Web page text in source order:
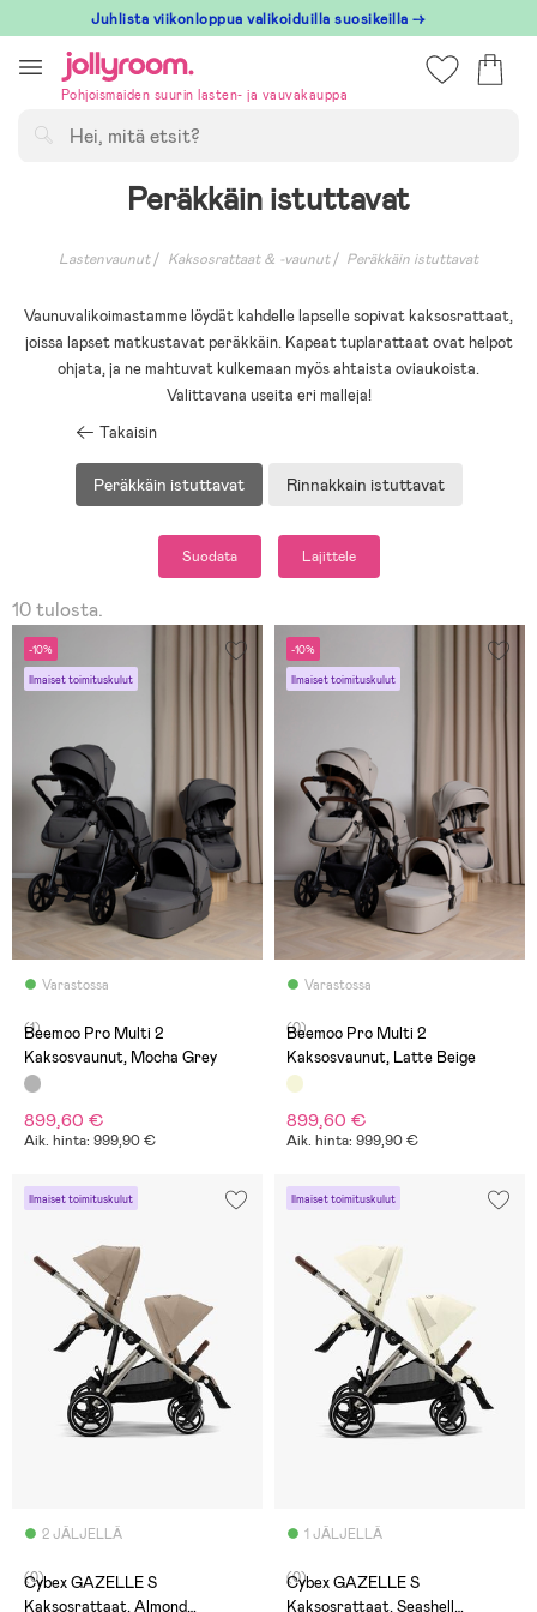
till
innehållet
Juhlista viikonloppua valikoiduilla suosikeilla →
Pohjoismaiden suurin lasten- ja vauvakauppa
Peräkkäin istuttavat
Lastenvaunut Kaksosrattaat & -vaunut Peräkkäin istuttavat
Vaunuvalikoimastamme löydät kahdelle lapselle sopivat kaksosrattaat,
joissa lapset matkustavat peräkkäin. Kapeat tuplarattaat ovat helpot
ohjata, ja ne mahtuvat kulkemaan myös ahtaista oviaukoista.
Valittavana useita eri malleja!
Takaisin
Peräkkäin istuttavat Rinnakkain istuttavat
Suodata Lajittele
10 tulosta.
-10%
Ilmaiset toimituskulut
Varastossa
(1)
Beemoo Pro Multi 2
Kaksosvaunut, Mocha Grey
899,60 €
Aik. hinta: 999,90 €
-10%
Ilmaiset toimituskulut
Varastossa
(0)
Beemoo Pro Multi 2
Kaksosvaunut, Latte Beige
899,60 €
Aik. hinta: 999,90 €
Ilmaiset toimituskulut
2 JÄLJELLÄ
(0)
Cybex GAZELLE S
Kaksosrattaat, Almond
Ilmaiset toimituskulut
1 JÄLJELLÄ
(0)
Cybex GAZELLE S
Kaksosrattaat, Seashell